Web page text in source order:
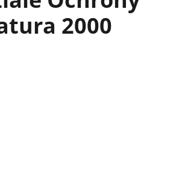
2000